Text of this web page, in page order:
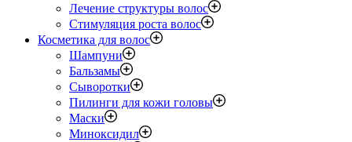
Лечение структуры волос
Стимуляция роста волос
Косметика для волос
Шампуни
Бальзамы
Сыворотки
Пилинги для кожи головы
Маски
Миноксидил